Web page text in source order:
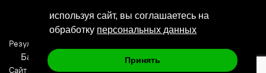
используя сайт, вы соглашаетесь на
обработку персональных данных
Принять
Банковские реквизиты
Результаты СОУТ
Сайт сделан в: Deluxmedia